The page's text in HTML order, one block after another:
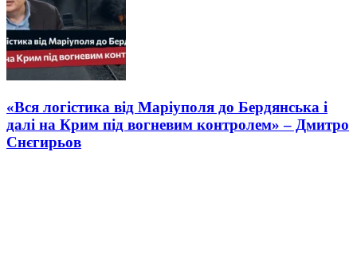
«Вся логістика від Маріуполя до Бердянська і
далі на Крим під вогневим контролем» – Дмитро
Снєгирьов